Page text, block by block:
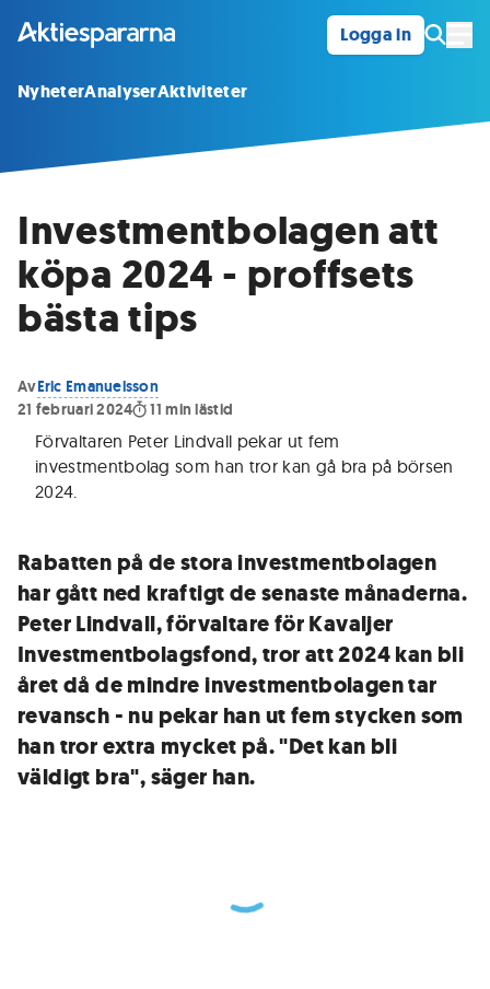
Logga in
NyheterAnalyserAktiviteter
Investmentbolagen att
köpa 2024 - proffsets
bästa tips
AvEric Emanuelsson
21 februari 2024
11 min lästid
Förvaltaren Peter Lindvall pekar ut fem
investmentbolag som han tror kan gå bra på börsen
2024.
Rabatten på de stora investmentbolagen
har gått ned kraftigt de senaste månaderna.
Peter Lindvall, förvaltare för Kavaljer
Investmentbolagsfond, tror att 2024 kan bli
året då de mindre investmentbolagen tar
revansch - nu pekar han ut fem stycken som
han tror extra mycket på. "Det kan bli
väldigt bra", säger han.